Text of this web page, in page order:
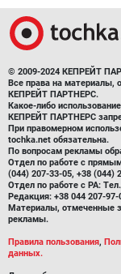
© 2009-2024 КЕПРЕЙТ
Все права на материалы,
КЕПРЕЙТ ПАРТНЕРС.
Какое-либо
КЕПРЕЙТ ПАРТНЕРС
При правомерном
tochka.net обязательна.
По вопросам рекламы
Отдел по работе с
(044) 207-33-05, +38 (044)
Отдел по работе с РА:
Редакция: +38 044 207-97-
Материалы, отмеченные
рекламы.
Правила пользования,
данных.